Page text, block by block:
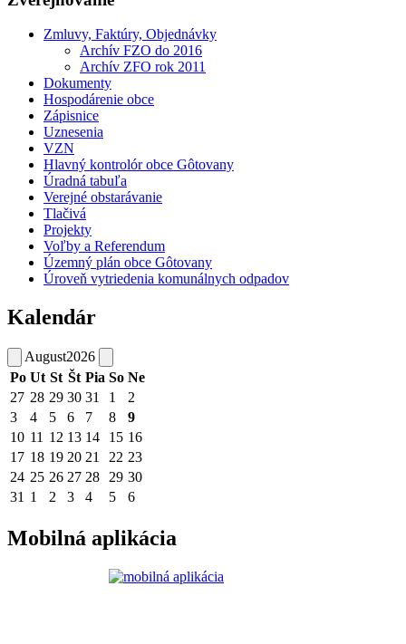
Zmluvy, Faktúry, Objednávky
Archív FZO do 2016
Archív ZFO rok 2011
Dokumenty
Hospodárenie obce
Zápisnice
Uznesenia
VZN
Hlavný kontrolór obce Gôtovany
Úradná tabuľa
Verejné obstarávanie
Tlačivá
Projekty
Voľby a Referendum
Územný plán obce Gôtovany
Úroveň vytriedenia komunálnych odpadov
Kalendár
August2026
Po Ut St Št Pia So Ne
27 28 29 30 31 1
2
3
4 5 6 7 8
9
10 11 12 13 14 15 16
17 18 19 20 21 22 23
24 25 26 27 28 29 30
31 1 2 3 4 5 6
Mobilná aplikácia